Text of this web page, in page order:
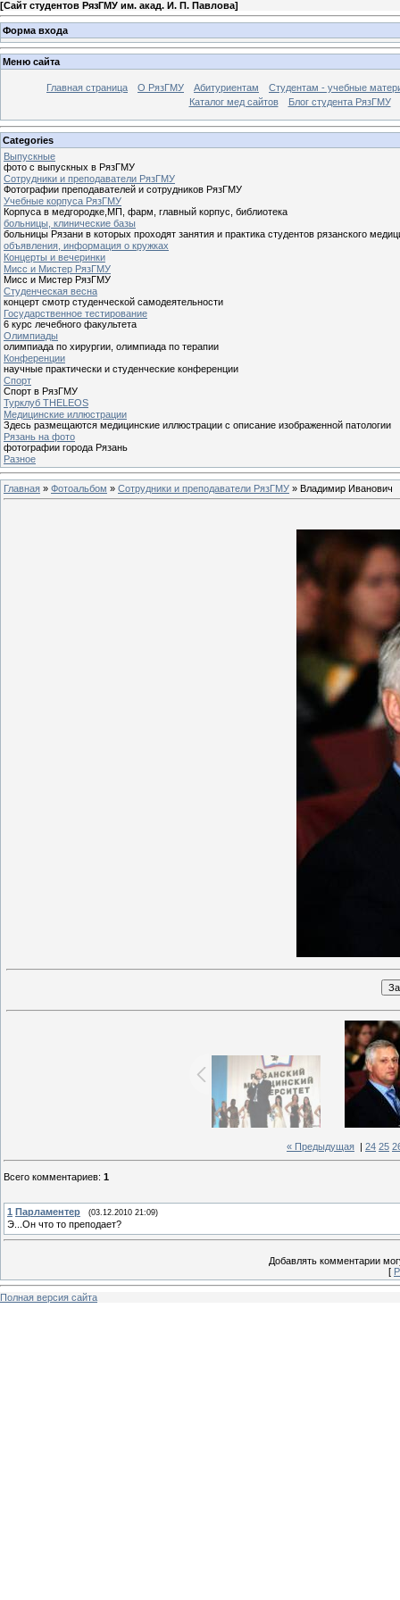
[Сайт студентов РязГМУ им. акад. И. П. Павлова]
Форма входа
Меню сайта
Главная страница О РязГМУ Абитуриентам
Студентам - учебные
Каталог мед сайтов
Блог студента РязГМУ
Categories
Выпускные
фото с выпускных в РязГМУ
Сотрудники и преподаватели РязГМУ
Фотографии преподавателей и сотрудников РязГМУ
Учебные корпуса РязГМУ
Корпуса в медгородке,МП, фарм, главный корпус, библиотека
больницы, клинические базы
больницы Рязани в которых проходят занятия и практика студентов рязанского
объявления, информация о кружках
Концерты и вечеринки
Мисс и Мистер РязГМУ
Мисс и Мистер РязГМУ
Студенческая весна
концерт смотр студенческой самодеятельности
Государственное тестирование
6 курс лечебного факультета
Олимпиады
олимпиада по хирургии, олимпиада по терапии
Конференции
научные практически и студенческие конференции
Спорт
Спорт в РязГМУ
Турклуб THELEOS
Медицинские иллюстрации
Здесь размещаются медицинские иллюстрации с описание изображенной патологии
Рязань на фото
фотографии города Рязань
Разное
Главная » Фотоальбом » Сотрудники и преподаватели РязГМУ » Владимир Иванович
« Предыдущая 24 25
Всего комментариев: 1
1 Парламентер (03.12.2010 21:09)
Э...Он что то преподает?
Добавлять комментарии
[
Полная версия сайта